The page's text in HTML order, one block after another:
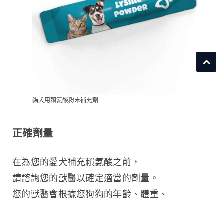
貓犬用賴氨酸粉末補充劑
正確劑量
在為您的愛犬補充賴氨酸之前，
請諮詢您的獸醫以確定適當的劑量。
您的獸醫會根據您狗狗的年齡、體重、